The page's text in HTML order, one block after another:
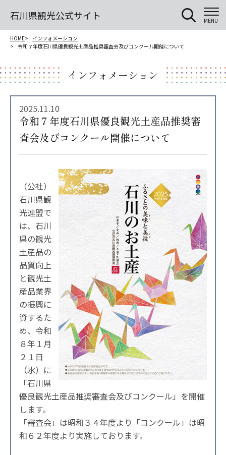
石川県観光公式サイト MENU
HOME
インフォメーション
令和７年度石川県優良観光土産品推奨審査会及びコンクール開催について
インフォメーション
令和７年度石川県優良観光土産品推奨審
査会及びコンクール開催について
2025.11.10
（公社）
石川県観
光連盟で
は、石川
県の観光
土産品の
品質向上
と観光土
産品業界
の振興に
資するた
め、令和
８年１月
２１日
（水）に
「石川県
優良観光土産品推奨審査会及びコンクール」を開催
します。
「審査会」は昭和３４年度より「コンクール」は昭
和６２年度より実施しております。